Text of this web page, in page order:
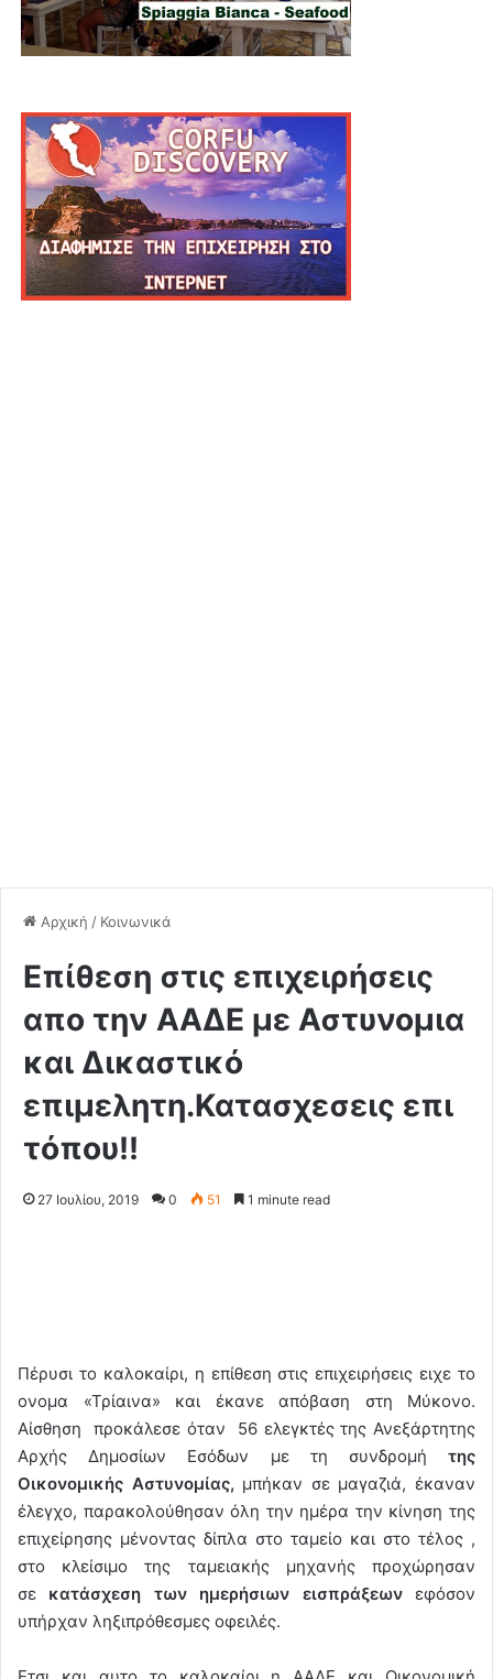
Αρχική / Κοινωνικά
Επίθεση στις επιχειρήσεις
απο την ΑΑΔΕ με Αστυνομια
και Δικαστικό
επιμελητη.Κατασχεσεις επι
τόπου!!
27 Ιουλίου, 2019 0 51 1 minute read
Πέρυσι το καλοκαίρι, η επίθεση στις επιχειρήσεις ειχε το
ονομα «Τρίαινα» και έκανε απόβαση στη Μύκονο.
Αίσθηση προκάλεσε όταν 56 ελεγκτές της Ανεξάρτητης
Αρχής Δημοσίων Εσόδων με τη συνδρομή της
Οικονομικής Αστυνομίας, μπήκαν σε μαγαζιά, έκαναν
έλεγχο, παρακολούθησαν όλη την ημέρα την κίνηση της
επιχείρησης μένοντας δίπλα στο ταμείο και στο τέλος ,
στο κλείσιμο της ταμειακής μηχανής προχώρησαν
σε κατάσχεση των ημερήσιων εισπράξεωνεφόσον
υπήρχαν ληξιπρόθεσμες οφειλές.